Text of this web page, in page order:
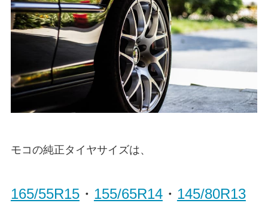
モコの純正タイヤサイズは、
165/55R15・ 155/65R14・ 145/80R13